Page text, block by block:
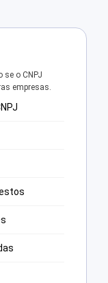
se o CNPJ
empresas.